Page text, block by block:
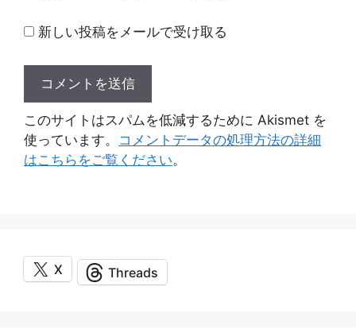
新しい投稿をメールで受け取る
このサイトはスパムを低減するために Akismet を
使っています。 コメントデータの処理方法の詳細
はこちらをご覧ください。
X Threads